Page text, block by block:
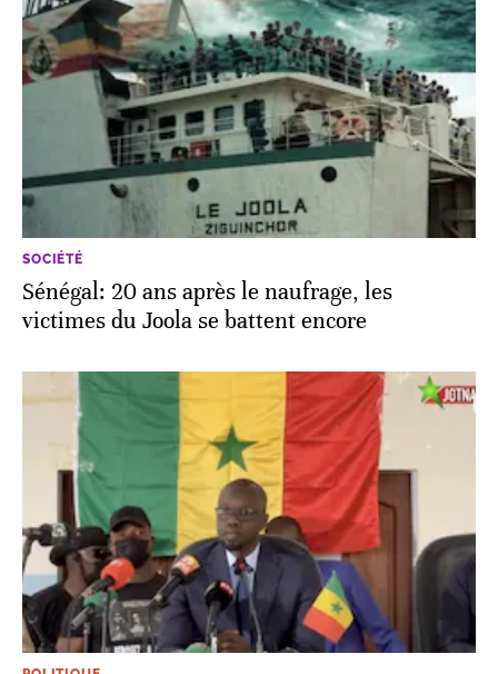
SOCIÉTÉ
Sénégal: 20 ans après le naufrage, les
victimes du Joola se battent encore